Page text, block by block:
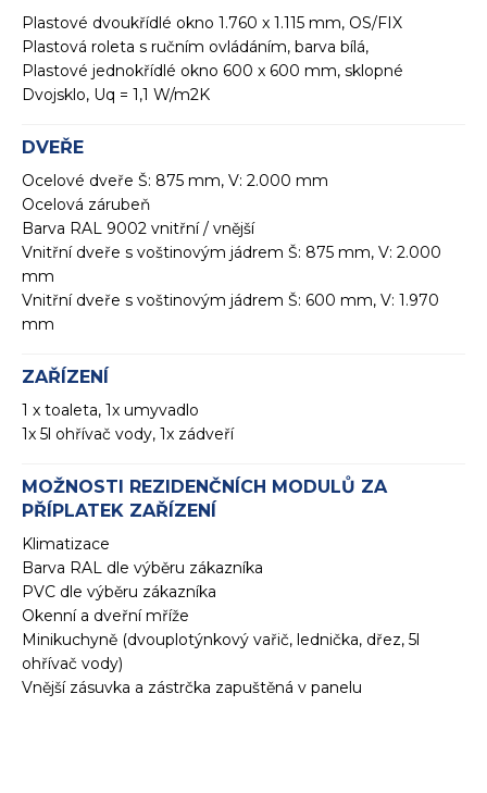
Plastové dvoukřídlé okno 1.760 x 1.115 mm, OS/FIX
Plastová roleta s ručním ovládáním, barva bílá,
Plastové jednokřídlé okno 600 x 600 mm, sklopné
Dvojsklo, Uq = 1,1 W/m2K
DVEŘE
Ocelové dveře Š: 875 mm, V: 2.000 mm
Ocelová zárubeň
Barva RAL 9002 vnitřní / vnější
Vnitřní dveře s voštinovým jádrem Š: 875 mm, V: 2.000
mm
Vnitřní dveře s voštinovým jádrem Š: 600 mm, V: 1.970
mm
ZAŘÍZENÍ
1 x toaleta, 1x umyvadlo
1x 5l ohřívač vody, 1x zádveří
MOŽNOSTI REZIDENČNÍCH MODULŮ ZA
PŘÍPLATEK ZAŘÍZENÍ
Klimatizace
Barva RAL dle výběru zákazníka
PVC dle výběru zákazníka
Okenní a dveřní mříže
Minikuchyně (dvouplotýnkový vařič, lednička, dřez, 5l
ohřívač vody)
Vnější zásuvka a zástrčka zapuštěná v panelu